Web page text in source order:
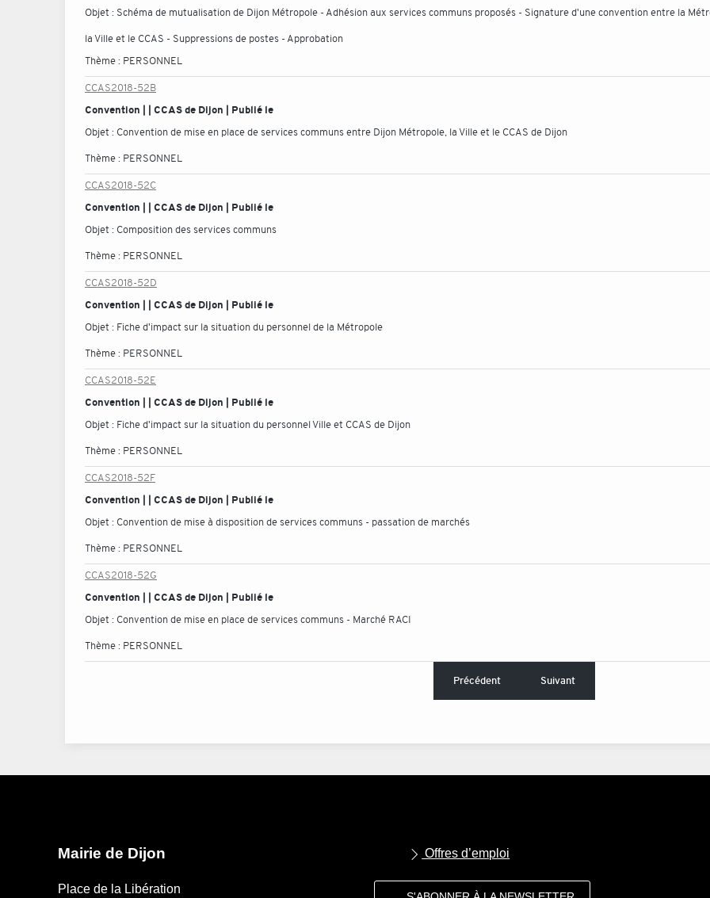
Objet : Schéma de mutualisation de Dijon Métropole - Adhésion aux services communs proposés - Signature d'une convention entre la
la Ville et le CCAS - Suppressions de postes - Approbation
Thème : PERSONNEL
CCAS2018-52B
Convention | | CCAS de Dijon | Publié le
Objet : Convention de mise en place de services communs entre Dijon Métropole, la Ville et le CCAS de Dijon
Thème : PERSONNEL
CCAS2018-52C
Convention | | CCAS de Dijon | Publié le
Objet : Composition des services communs
Thème : PERSONNEL
CCAS2018-52D
Convention | | CCAS de Dijon | Publié le
Objet : Fiche d'impact sur la situation du personnel de la Métropole
Thème : PERSONNEL
CCAS2018-52E
Convention | | CCAS de Dijon | Publié le
Objet : Fiche d'impact sur la situation du personnel Ville et CCAS de Dijon
Thème : PERSONNEL
CCAS2018-52F
Convention | | CCAS de Dijon | Publié le
Objet : Convention de mise à disposition de services communs - passation de marchés
Thème : PERSONNEL
CCAS2018-52G
Convention | | CCAS de Dijon | Publié le
Objet : Convention de mise en place de services communs - Marché RACI
Thème : PERSONNEL
Précédent Suivant
Mairie de Dijon
Place de la Libération
Offres d’emploi